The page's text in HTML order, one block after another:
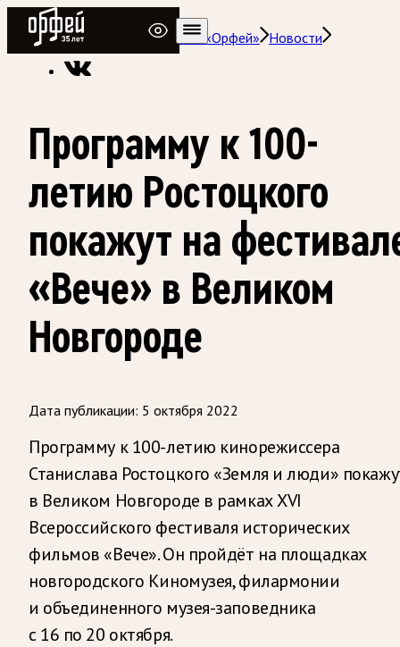
Радио Орфей
Радио классической музыки «Орфей» Новости
Программу к 100-
летию Ростоцкого
покажут на
«Вече» в Великом
Новгороде
Дата публикации: 5 октября 2022
Программу к 100-летию кинорежиссера
Станислава Ростоцкого «Земля и люди»
в Великом Новгороде в рамках XVI
Всероссийского фестиваля исторических
фильмов «Вече». Он пройдёт на площадках
новгородского Киномузея, филармонии
и объединенного музея-заповедника
с 16 по 20 октября.